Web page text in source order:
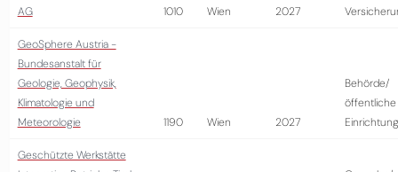
AG
1010 Wien 2027
GeoSphere Austria -
Bundesanstalt für
Geologie, Geophysik,
Klimatologie und
Meteorologie
1190 Wien 2027
Behörde/
öffentliche
Einrichtung
Geschützte Werkstätte